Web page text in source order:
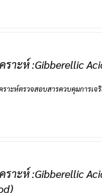
ราะห์ :Gibberellic
ราะห์ตรวจสอบสารควบคุมการเ
ราะห์ :Gibberellic